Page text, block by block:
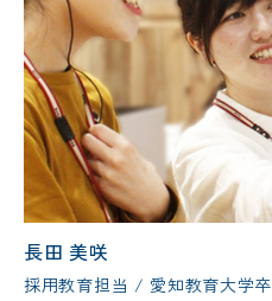
長田 美咲
採用教育担当 / 愛知教育大学卒